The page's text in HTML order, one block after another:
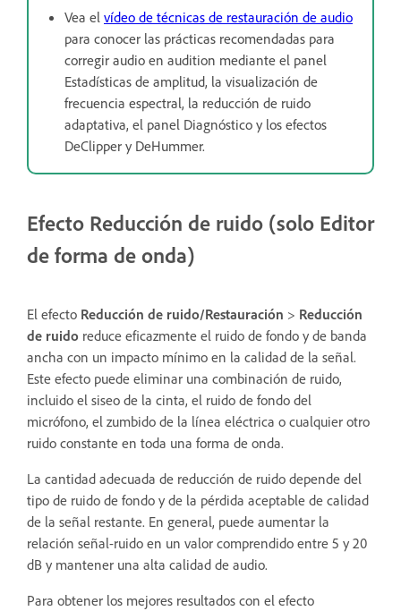
Vea el vídeo de técnicas de restauración de audio
para conocer las prácticas recomendadas para
corregir audio en audition mediante el panel
Estadísticas de amplitud, la visualización de
frecuencia espectral, la reducción de ruido
adaptativa, el panel Diagnóstico y los efectos
DeClipper y DeHummer.
Efecto Reducción de ruido (solo Editor
de forma de onda)
El efecto Reducción de ruido/Restauración > Reducción
de ruido reduce eficazmente el ruido de fondo y de banda
ancha con un impacto mínimo en la calidad de la señal.
Este efecto puede eliminar una combinación de ruido,
incluido el siseo de la cinta, el ruido de fondo del
micrófono, el zumbido de la línea eléctrica o cualquier otro
ruido constante en toda una forma de onda.
La cantidad adecuada de reducción de ruido depende del
tipo de ruido de fondo y de la pérdida aceptable de calidad
de la señal restante. En general, puede aumentar la
relación señal-ruido en un valor comprendido entre 5 y 20
dB y mantener una alta calidad de audio.
Para obtener los mejores resultados con el efecto